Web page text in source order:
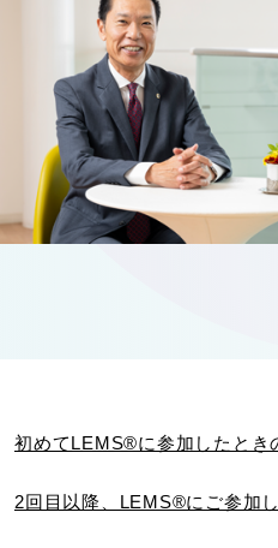
初めてLEMS®に参加したとき
2回目以降、LEMS®にご参加